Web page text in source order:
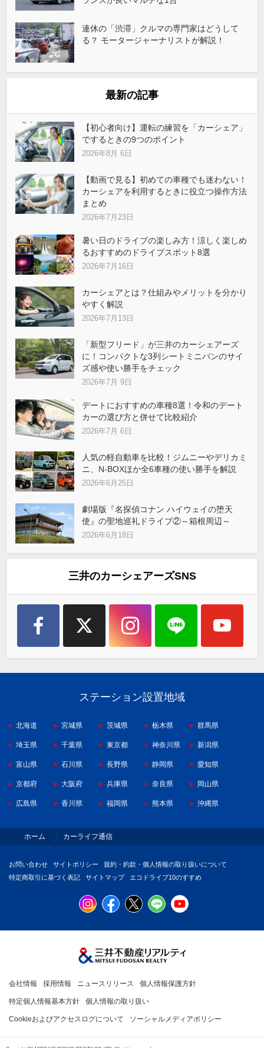
連休の「渋滞」クルマの専門家はどうして
る？ モータージャーナリストが解説！
最新の記事
【初心者向け】運転の練習を「カーシェア」
でするときの9つのポイント
2026年8月 6日
【動画で見る】初めての車種でも迷わない！
カーシェアを利用するときに役立つ操作方法
まとめ
2026年7月23日
暑い日のドライブの楽しみ方！涼しく楽しめ
るおすすめのドライブスポット8選
2026年7月16日
カーシェアとは？仕組みやメリットを分かり
やすく解説
2026年7月13日
「新型フリード」が三井のカーシェアーズ
に！コンパクトな3列シートミニバンのサイ
ズ感や使い勝手をチェック
2026年7月 9日
デートにおすすめの車種8選！令和のデート
カーの選び方と併せて比較紹介
2026年7月 6日
人気の軽自動車を比較！ジムニーやデリカミ
ニ、N-BOXほか全6車種の使い勝手を解説
2026年6月25日
劇場版『名探偵コナン ハイウェイの堕天
使』の聖地巡礼ドライブ②～箱根周辺～
2026年6月18日
三井のカーシェアーズSNS
ステーション設置地域
北海道 宮城県 茨城県 栃木県 群馬県
埼玉県 千葉県 東京都 神奈川県 新潟県
富山県 石川県 長野県 静岡県 愛知県
京都府 大阪府 兵庫県 奈良県 岡山県
広島県 香川県 福岡県 熊本県 沖縄県
ホーム カーライフ通信
お問い合わせ サイトポリシー
規約・約款・個人情報の取り扱いについて
特定商取引に基づく表記
サイトマップ エコドライブ10のすすめ
会社情報 採用情報 ニュースリリース 個人情報保護方針
特定個人情報基本方針 個人情報の取り扱い
Cookieおよびアクセスログについて ソーシャルメディアポリシー